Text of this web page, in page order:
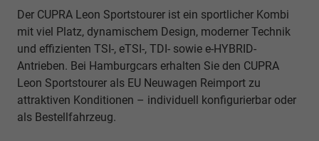
Der CUPRA Leon Sportstourer ist ein sportlicher Kombi
mit viel Platz, dynamischem Design, moderner Technik
und effizienten TSI-, eTSI-, TDI- sowie e-HYBRID-
Antrieben. Bei Hamburgcars erhalten Sie den CUPRA
Leon Sportstourer als EU Neuwagen Reimport zu
attraktiven Konditionen – individuell konfigurierbar oder
als Bestellfahrzeug.